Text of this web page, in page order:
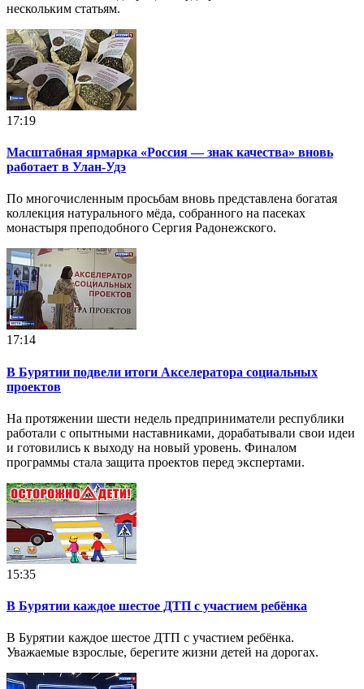
нескольким статьям.
17:19
Масштабная ярмарка «Россия — знак качества» вновь
работает в Улан-Удэ
По многочисленным просьбам вновь представлена богатая
коллекция натурального мёда, собранного на пасеках
монастыря преподобного Сергия Радонежского.
17:14
В Бурятии подвели итоги Акселератора социальных
проектов
На протяжении шести недель предприниматели республики
работали с опытными наставниками, дорабатывали свои идеи
и готовились к выходу на новый уровень. Финалом
программы стала защита проектов перед экспертами.
15:35
В Бурятии каждое шестое ДТП с участием ребёнка
В Бурятии каждое шестое ДТП с участием ребёнка.
Уважаемые взрослые, берегите жизни детей на дорогах.